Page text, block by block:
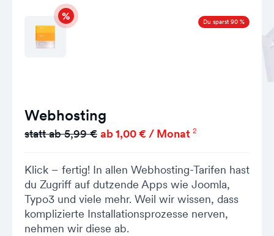
Du sparst 90 %
Webhosting
statt ab 5,99 € ab 1,00 € / Monat 2
Klick – fertig! In allen Webhosting-Tarifen hast
du Zugriff auf dutzende Apps wie Joomla,
Typo3 und viele mehr. Weil wir wissen, dass
komplizierte Installationsprozesse nerven,
nehmen wir diese ab.